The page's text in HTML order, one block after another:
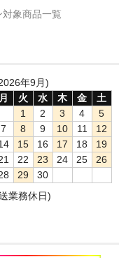
象商品一覧
年9月)
月 火 水 木 金
土
1
2 3 4
5
7 8 9 10 11
12
15 16 17 18
19
22 23 24 25
26
29
30
業務休日)